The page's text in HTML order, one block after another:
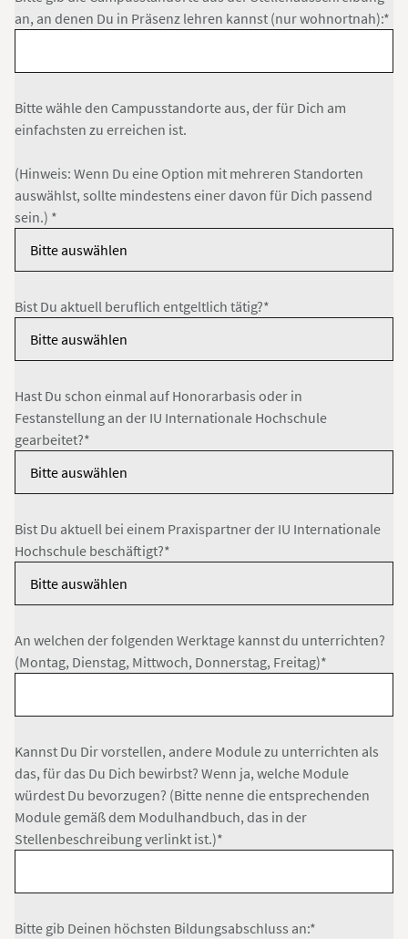
an, an denen Du in Präsenz lehren kannst (nur wohnortnah):*
Bitte wähle den Campusstandorte aus, der für Dich am
einfachsten zu erreichen ist.
(Hinweis: Wenn Du eine Option mit mehreren Standorten
auswählst, sollte mindestens einer davon für Dich passend
sein.) *
Bist Du aktuell beruflich entgeltlich tätig?*
Hast Du schon einmal auf Honorarbasis oder in
Festanstellung an der IU Internationale Hochschule
gearbeitet?*
Bist Du aktuell bei einem Praxispartner der IU Internationale
Hochschule beschäftigt?*
An welchen der folgenden Werktage kannst du unterrichten?
(Montag, Dienstag, Mittwoch, Donnerstag, Freitag)*
Kannst Du Dir vorstellen, andere Module zu unterrichten als
das, für das Du Dich bewirbst? Wenn ja, welche Module
würdest Du bevorzugen? (Bitte nenne die entsprechenden
Module gemäß dem Modulhandbuch, das in der
Stellenbeschreibung verlinkt ist.)*
Bitte gib Deinen höchsten Bildungsabschluss an:*